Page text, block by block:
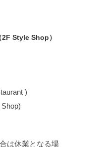
Style Shop）
)
は休業となる場